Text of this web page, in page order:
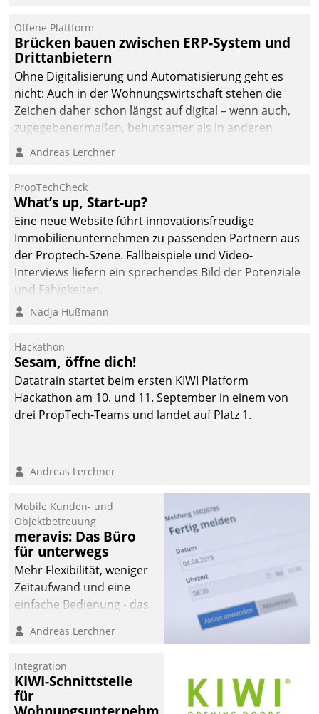
Einsparungen durch optimierte und automatisierte
Prozesse. Doch man darf nicht zu viel erwarten: Allein
mit der Einführung einer neuen Software ist es nicht
getan. Die Digitalisierung erfordert von Unternehmen
die Bereitschaft, sich zu überprüfen, zu hinterfragen
und zu verändern.
Offene Plattform
Brücken bauen zwischen ERP-System und
Drittanbietern
Ohne Digitalisierung und Automatisierung geht es
nicht: Auch in der Wohnungswirtschaft stehen die
Zeichen daher schon längst auf digital – wenn auch,
zugegebenermaßen, behutsamer als in anderen
Branchen.
Andreas Lerchner
PropTechCheck
What’s up, Start-up?
Eine neue Website führt innovationsfreudige
Immobilienunternehmen zu passenden Partnern aus
der Proptech-Szene. Fallbeispiele und Video-
Interviews liefern ein sprechendes Bild der Potenziale
und Fähigkeiten.
Nadja Hußmann
Hackathon
Sesam, öffne dich!
Datatrain startet beim ersten KIWI Platform
Hackathon am 10. und 11. September in einem von
drei PropTech-Teams und landet auf Platz 1.
Andreas Lerchner
Mobile Kunden- und
Objektbetreuung
meravis: Das Büro
für unterwegs
Mehr Flexibilität, weniger
Zeitaufwand und eine
einfache Bedienung - das
Cockpit für mobile
Datatrain. Die meravis
Wohnungsbau- und
Immobilien GmbH hat
Andreas Lerchner
Integration
KIWI-Schnittstelle
für